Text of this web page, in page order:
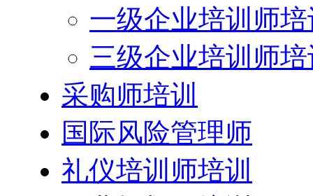
一级企业培训师
三级企业培训师
采购师培训
国际风险管理师
礼仪培训师培训